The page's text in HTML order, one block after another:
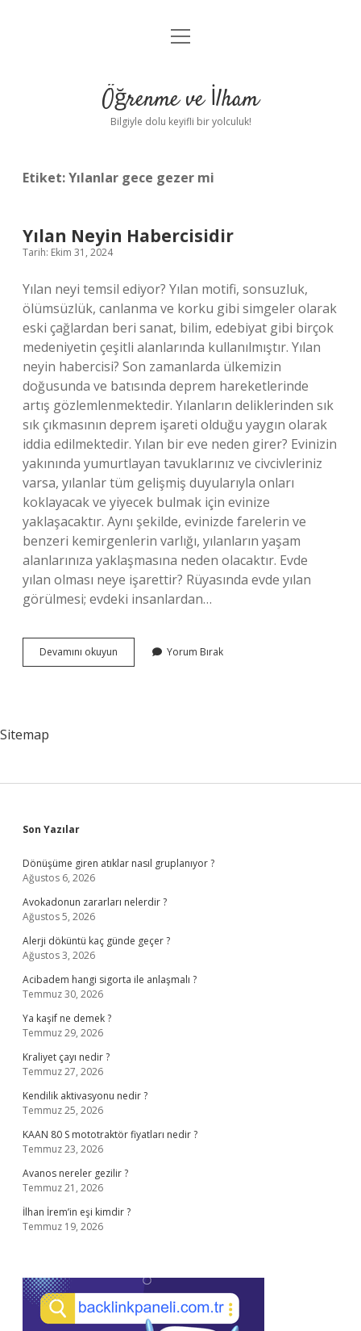
Anasayfa
Yasal Uyarı
menüyü
Öğrenme ve İlham
Bilgiyle dolu keyifli bir yolculuk!
Etiket:Yılanlar gece gezer mi
Yılan Neyin Habercisidir
Tarih: Ekim 31, 2024
Yılan neyi temsil ediyor? Yılan motifi, sonsuzluk,
ölümsüzlük, canlanma ve korku gibi simgeler olarak
eski çağlardan beri sanat, bilim, edebiyat gibi birçok
medeniyetin çeşitli alanlarında kullanılmıştır. Yılan
neyin habercisi? Son zamanlarda ülkemizin
doğusunda ve batısında deprem hareketlerinde
artış gözlemlenmektedir. Yılanların deliklerinden sık
sık çıkmasının deprem işareti olduğu yaygın olarak
iddia edilmektedir. Yılan bir eve neden girer? Evinizin
yakınında yumurtlayan tavuklarınız ve civcivleriniz
varsa, yılanlar tüm gelişmiş duyularıyla onları
koklayacak ve yiyecek bulmak için evinize
yaklaşacaktır. Aynı şekilde, evinizde farelerin ve
benzeri kemirgenlerin varlığı, yılanların yaşam
alanlarınıza yaklaşmasına neden olacaktır. Evde
yılan olması neye işarettir? Rüyasında evde yılan
görülmesi; evdeki insanlardan…
Devamını okuyun
Neyin
Yorum Bırak
Sitemap
Sidebar
Son Yazılar
Dönüşüme giren atıklar nasıl gruplanıyor ?
Ağustos 6, 2026
Avokadonun zararları nelerdir ?
Ağustos 5, 2026
Alerji döküntü kaç günde geçer ?
Ağustos 3, 2026
Acibadem hangi sigorta ile anlaşmalı ?
Temmuz 30, 2026
Ya kaşif ne demek ?
Temmuz 29, 2026
Kraliyet çayı nedir ?
Temmuz 27, 2026
Kendilik aktivasyonu nedir ?
Temmuz 25, 2026
KAAN 80 S mototraktör fiyatları nedir ?
Temmuz 23, 2026
Avanos nereler gezilir ?
Temmuz 21, 2026
İlhan İrem’in eşi kimdir ?
Temmuz 19, 2026